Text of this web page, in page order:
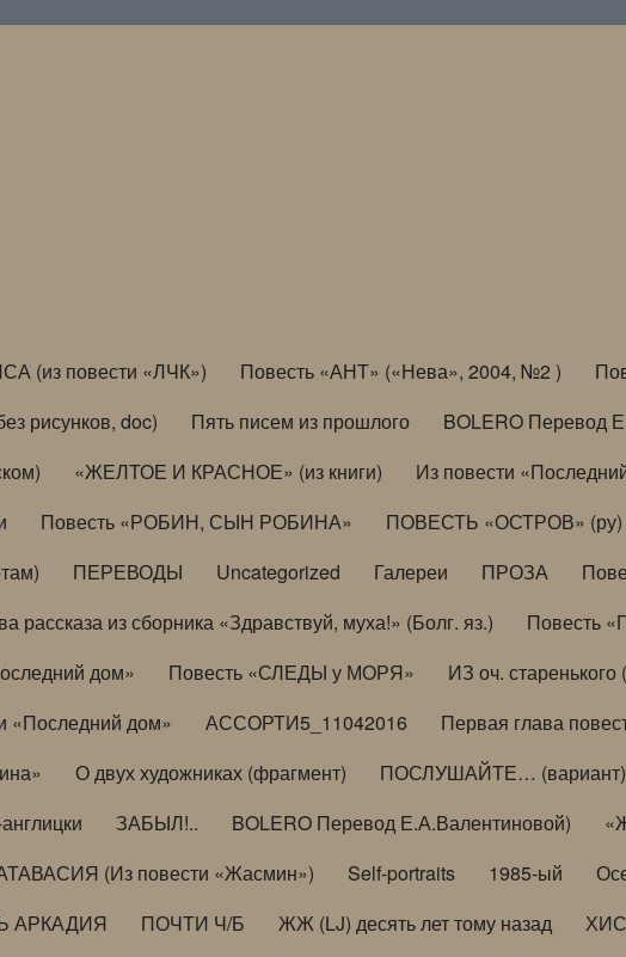
(из повести «ЛЧК») Повесть «АНТ» («Нева», 2004, №2 )
рисунков, doc) Пять писем из прошлого BOLERO Перевод
«ЖЕЛТОЕ И КРАСНОЕ» (из книги) Из повести
Повесть «РОБИН, СЫН РОБИНА» ПОВЕСТЬ «ОСТРОВ» (ру)
ПЕРЕВОДЫ Uncategorized Галереи ПРОЗА
рассказа из сборника «Здравствуй, муха!» (Болг. яз.) Повесть
дом» Повесть «СЛЕДЫ у МОРЯ» ИЗ оч.
«Последний дом» АССОРТИ5_11042016
Первая глава
О двух художниках (фрагмент) ПОСЛУШАЙТЕ… (вариант)
ЗАБЫЛ!.. BOLERO Перевод Е.А.Валентиновой)
(Из повести «Жасмин») Self-portraits 1985-ый
АРКАДИЯ ПОЧТИ Ч/Б ЖЖ (LJ) десять лет тому назад